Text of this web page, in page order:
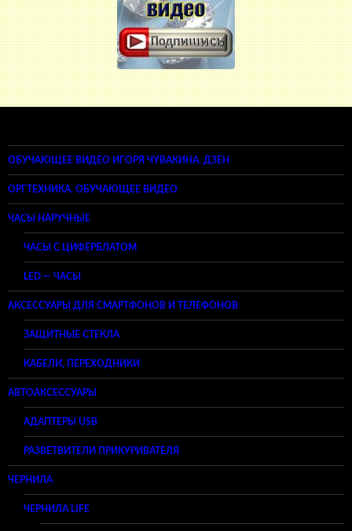
ОБУЧАЮЩЕЕ ВИДЕО ИГОРЯ ЧУВАКИНА. ДЗЕН
ОРГТЕХНИКА. ОБУЧАЮЩЕЕ ВИДЕО
ЧАСЫ НАРУЧНЫЕ
ЧАСЫ С ЦИФЕРБЛАТОМ
LED — ЧАСЫ
АКСЕССУАРЫ ДЛЯ СМАРТФОНОВ И ТЕЛЕФОНОВ
ЗАЩИТНЫЕ СТЕКЛА
КАБЕЛИ, ПЕРЕХОДНИКИ
АВТОАКСЕССУАРЫ
АДАПТЕРЫ USB
РАЗВЕТВИТЕЛИ ПРИКУРИВАТЕЛЯ
ЧЕРНИЛА
ЧЕРНИЛА LIFE